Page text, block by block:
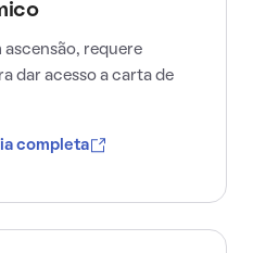
ascensão, requere
dar acesso a carta de
completa